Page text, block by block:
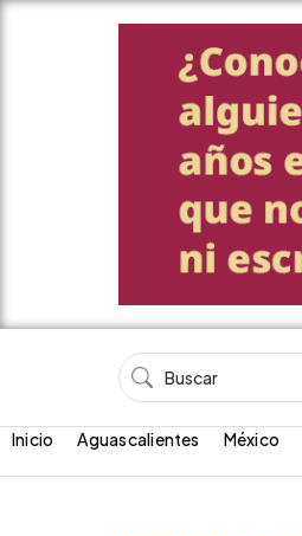
Inicio Aguascalientes México